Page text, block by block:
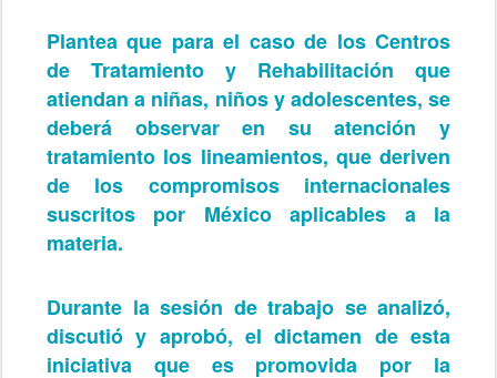
Plantea que para el caso de los Centros
de Tratamiento y Rehabilitación que
atiendan a niñas, niños y adolescentes, se
deberá observar en su atención y
tratamiento los lineamientos, que deriven
de los compromisos internacionales
suscritos por México aplicables a la
materia.
Durante la sesión de trabajo se analizó,
discutió y aprobó, el dictamen de esta
iniciativa que es promovida por la